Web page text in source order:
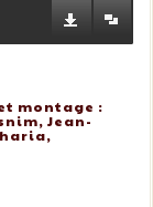
montage :
Jean-